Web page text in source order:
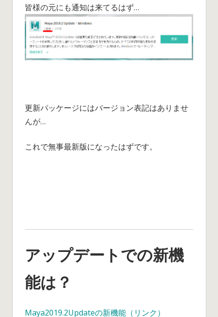
皆様の元にも通知は来てるはず…
更新パッケージにはバージョン表記はありませ
んが…
これで無事最新版になったはずです。
アップデートでの新機
能は？
Maya2019.2Updateの新機能（リンク）